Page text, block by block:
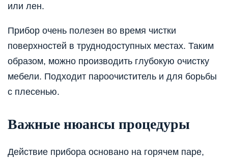
или лен.
Прибор очень полезен во время чистки
поверхностей в труднодоступных местах. Таким
образом, можно производить глубокую очистку
мебели. Подходит пароочиститель и для борьбы
с плесенью.
Важные нюансы процедуры
Действие прибора основано на горячем паре,